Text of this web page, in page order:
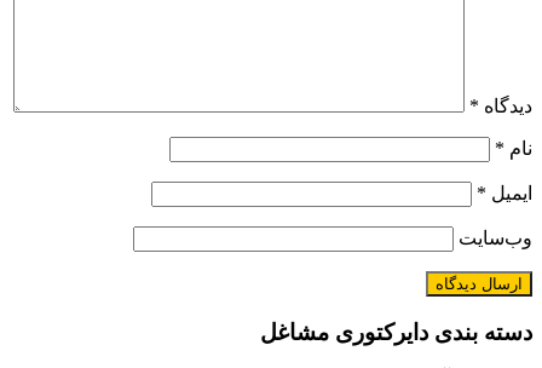
دیدگاه *
نام *
ایمیل *
وب‌سایت
دسته بندی دایرکتوری مشاغل